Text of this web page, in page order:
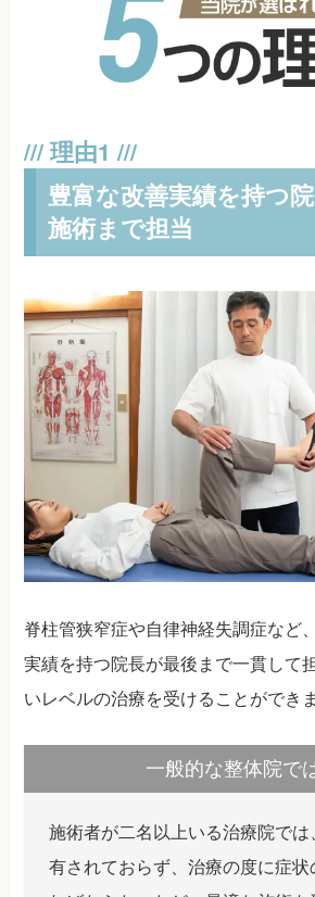
豊富な改善実績を持つ
施術まで担当
脊柱管狭窄症や自律神経失調症など
実績を持つ院長が最後まで一貫して
いレベルの治療を受けることができま
一般的な整体院で
施術者が二名以上いる治療院で
有されておらず、治療の度に症状